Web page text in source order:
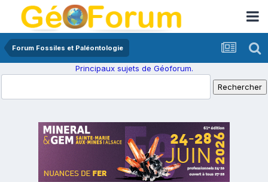
Forum Fossiles et Paléontologie
Principaux sujets de Géoforum.